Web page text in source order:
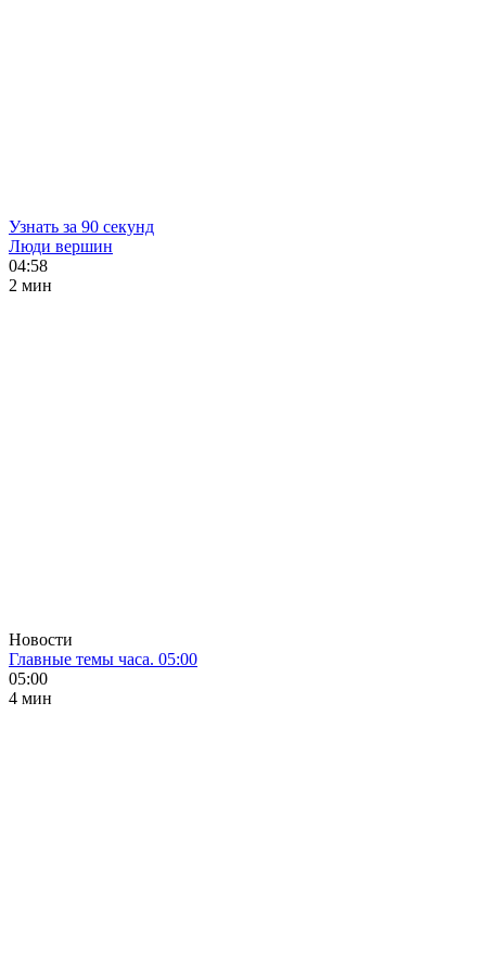
Узнать за 90 секунд
Люди вершин
04:58
2 мин
Новости
Главные темы часа. 05:00
05:00
4 мин